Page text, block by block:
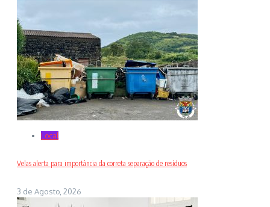
Local
Velas alerta para importância da correta separação de resíduos
3 de Agosto, 2026